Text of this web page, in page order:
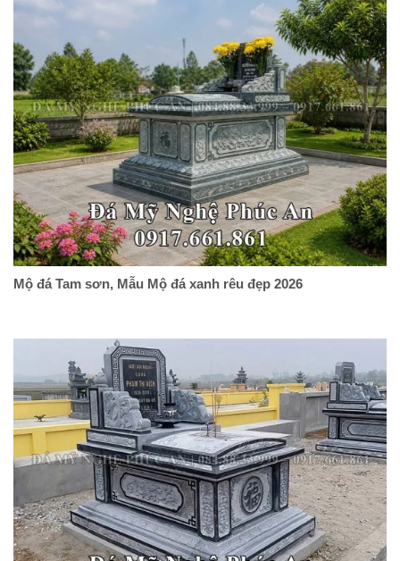
Mộ đá Tam sơn, Mẫu Mộ đá xanh rêu đẹp 2026